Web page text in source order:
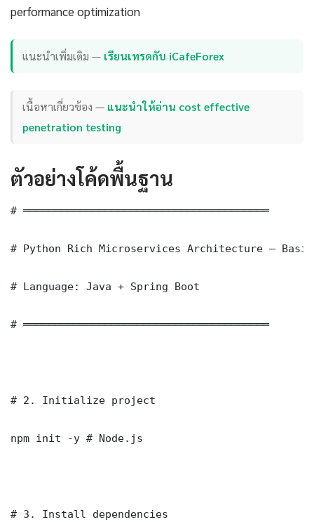
performance optimization
แนะนำเพิ่มเติม — เรียนเทรดกับ iCafeForex
เนื้อหาเกี่ยวข้อง — แนะนำให้อ่าน cost effective
penetration testing
ตัวอย่างโค้ดพื้นฐาน
# ═══════════════════════════════════════
# Python Rich Microservices Architecture —
# Language: Java + Spring Boot
# ═══════════════════════════════════════
# 2. Initialize project
npm init -y # Node.js
# 3. Install dependencies